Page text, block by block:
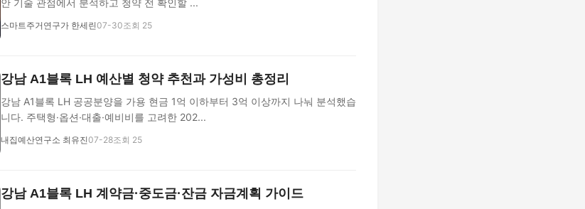
안 기술 관점에서 분석하고 청약 전 확인할 ...
스마트주거연구가 한세린07-30조회 25
강남 A1블록 LH 예산별 청약 추천과 가성비 총정리
강남 A1블록 LH 공공분양을 가용 현금 1억 이하부터 3억 이상까지 나눠 분석했습
니다. 주택형·옵션·대출·예비비를 고려한 202...
내집예산연구소 최유진07-28조회 25
강남 A1블록 LH 계약금·중도금·잔금 자금계획 가이드